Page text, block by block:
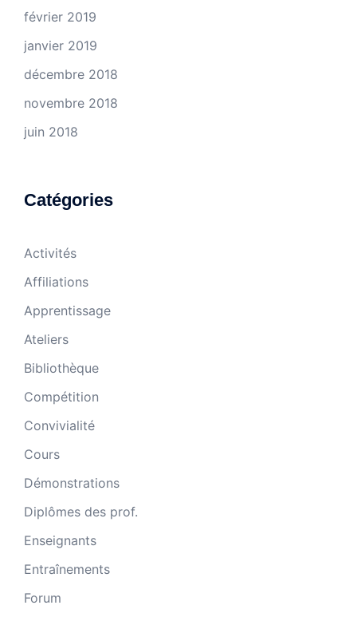
février 2019
janvier 2019
décembre 2018
novembre 2018
juin 2018
Catégories
Activités
Affiliations
Apprentissage
Ateliers
Bibliothèque
Compétition
Convivialité
Cours
Démonstrations
Diplômes des prof.
Enseignants
Entraînements
Forum